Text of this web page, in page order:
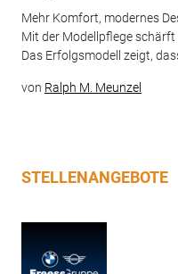
Mehr Komfort, modernes
Mit der Modellpflege
Das Erfolgsmodell zeigt,
von Ralph M. Meunzel
STELLENANGEBOTE